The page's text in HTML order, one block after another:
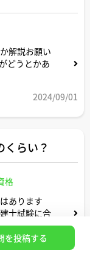
解説お願い
どうとかあ
2024/09/01
くらい？
格
あります
士試験に合
存知であれ
2023/05/08
を投稿する